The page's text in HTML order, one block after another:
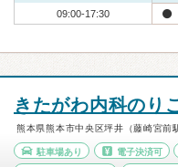
09:00-17:30
きたがわ内科のり
熊本県熊本市中央区坪井（藤崎宮前
駐車場あり 電子決済可